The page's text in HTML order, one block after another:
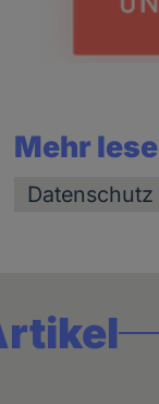
Mehr
Datenschutz